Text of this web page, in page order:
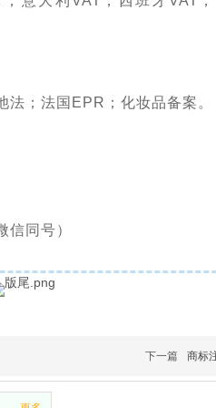
；法国EPR；化妆品备案。
同号）
下一篇 商标